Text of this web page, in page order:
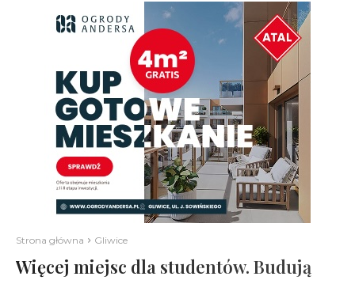
Strona główna Gliwice
Więcej miejsc dla studentów. Budują